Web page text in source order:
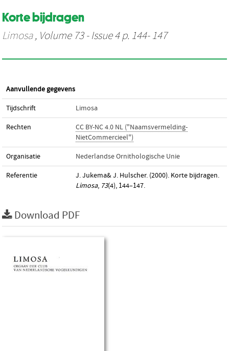
Korte bijdragen
Limosa, Volume 73 - Issue 4 p. 144- 147
Aanvullende gegevens
Tijdschrift Limosa
Rechten
CC BY-NC 4.0 NL ("Naamsvermelding-
NietCommercieel")
Organisatie Nederlandse Ornithologische Unie
Referentie
J. Jukema& J. Hulscher. (2000). Korte bijdragen.
Limosa, 73(4), 144–147.
Download PDF